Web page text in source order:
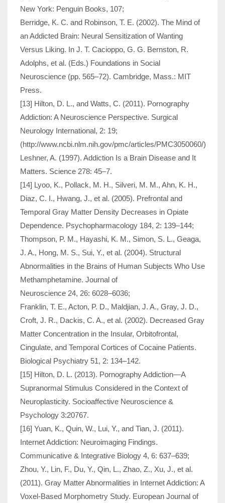
New York: Penguin Books, 107;
Berridge, K. C. and Robinson, T. E. (2002). The Mind of
an Addicted Brain: Neural Sensitization of Wanting
Versus Liking. In J. T. Cacioppo, G. G. Bernston, R.
Adolphs, et al. (Eds.) Foundations in Social
Neuroscience (pp. 565–72). Cambridge, Mass.: MIT
Press.
[13] Hilton, D. L., and Watts, C. (2011). Pornography
Addiction: A Neuroscience Perspective. Surgical
Neurology International, 2: 19;
(http://www.ncbi.nlm.nih.gov/pmc/articles/PMC3050060/)
Leshner, A. (1997). Addiction Is a Brain Disease and It
Matters. Science 278: 45–7.
[14] Lyoo, K., Pollack, M. H., Silveri, M. M., Ahn, K. H.,
Diaz, C. I., Hwang, J., et al. (2005). Prefrontal and
Temporal Gray Matter Density Decreases in Opiate
Dependence. Psychopharmacology 184, 2: 139–144;
Thompson, P. M., Hayashi, K. M., Simon, S. L., Geaga,
J. A., Hong, M. S., Sui, Y., et al. (2004). Structural
Abnormalities in the Brains of Human Subjects Who Use
Methamphetamine. Journal of
Neuroscience 24, 26: 6028–6036;
Franklin, T. E., Acton, P. D., Maldjian, J. A., Gray, J. D.,
Croft, J. R., Dackis, C. A., et al. (2002). Decreased Gray
Matter Concentration in the Insular, Orbitofrontal,
Cingulate, and Temporal Cortices of Cocaine Patients.
Biological Psychiatry 51, 2: 134–142.
[15] Hilton, D. L. (2013). Pornography Addiction—A
Supranormal Stimulus Considered in the Context of
Neuroplasticity. Socioaffective Neuroscience &
Psychology 3:20767.
[16] Yuan, K., Quin, W., Lui, Y., and Tian, J. (2011).
Internet Addiction: Neuroimaging Findings.
Communicative & Integrative Biology 4, 6: 637–639;
Zhou, Y., Lin, F., Du, Y., Qin, L., Zhao, Z., Xu, J., et al.
(2011). Gray Matter Abnormalities in Internet Addiction: A
Voxel-Based Morphometry Study. European Journal of